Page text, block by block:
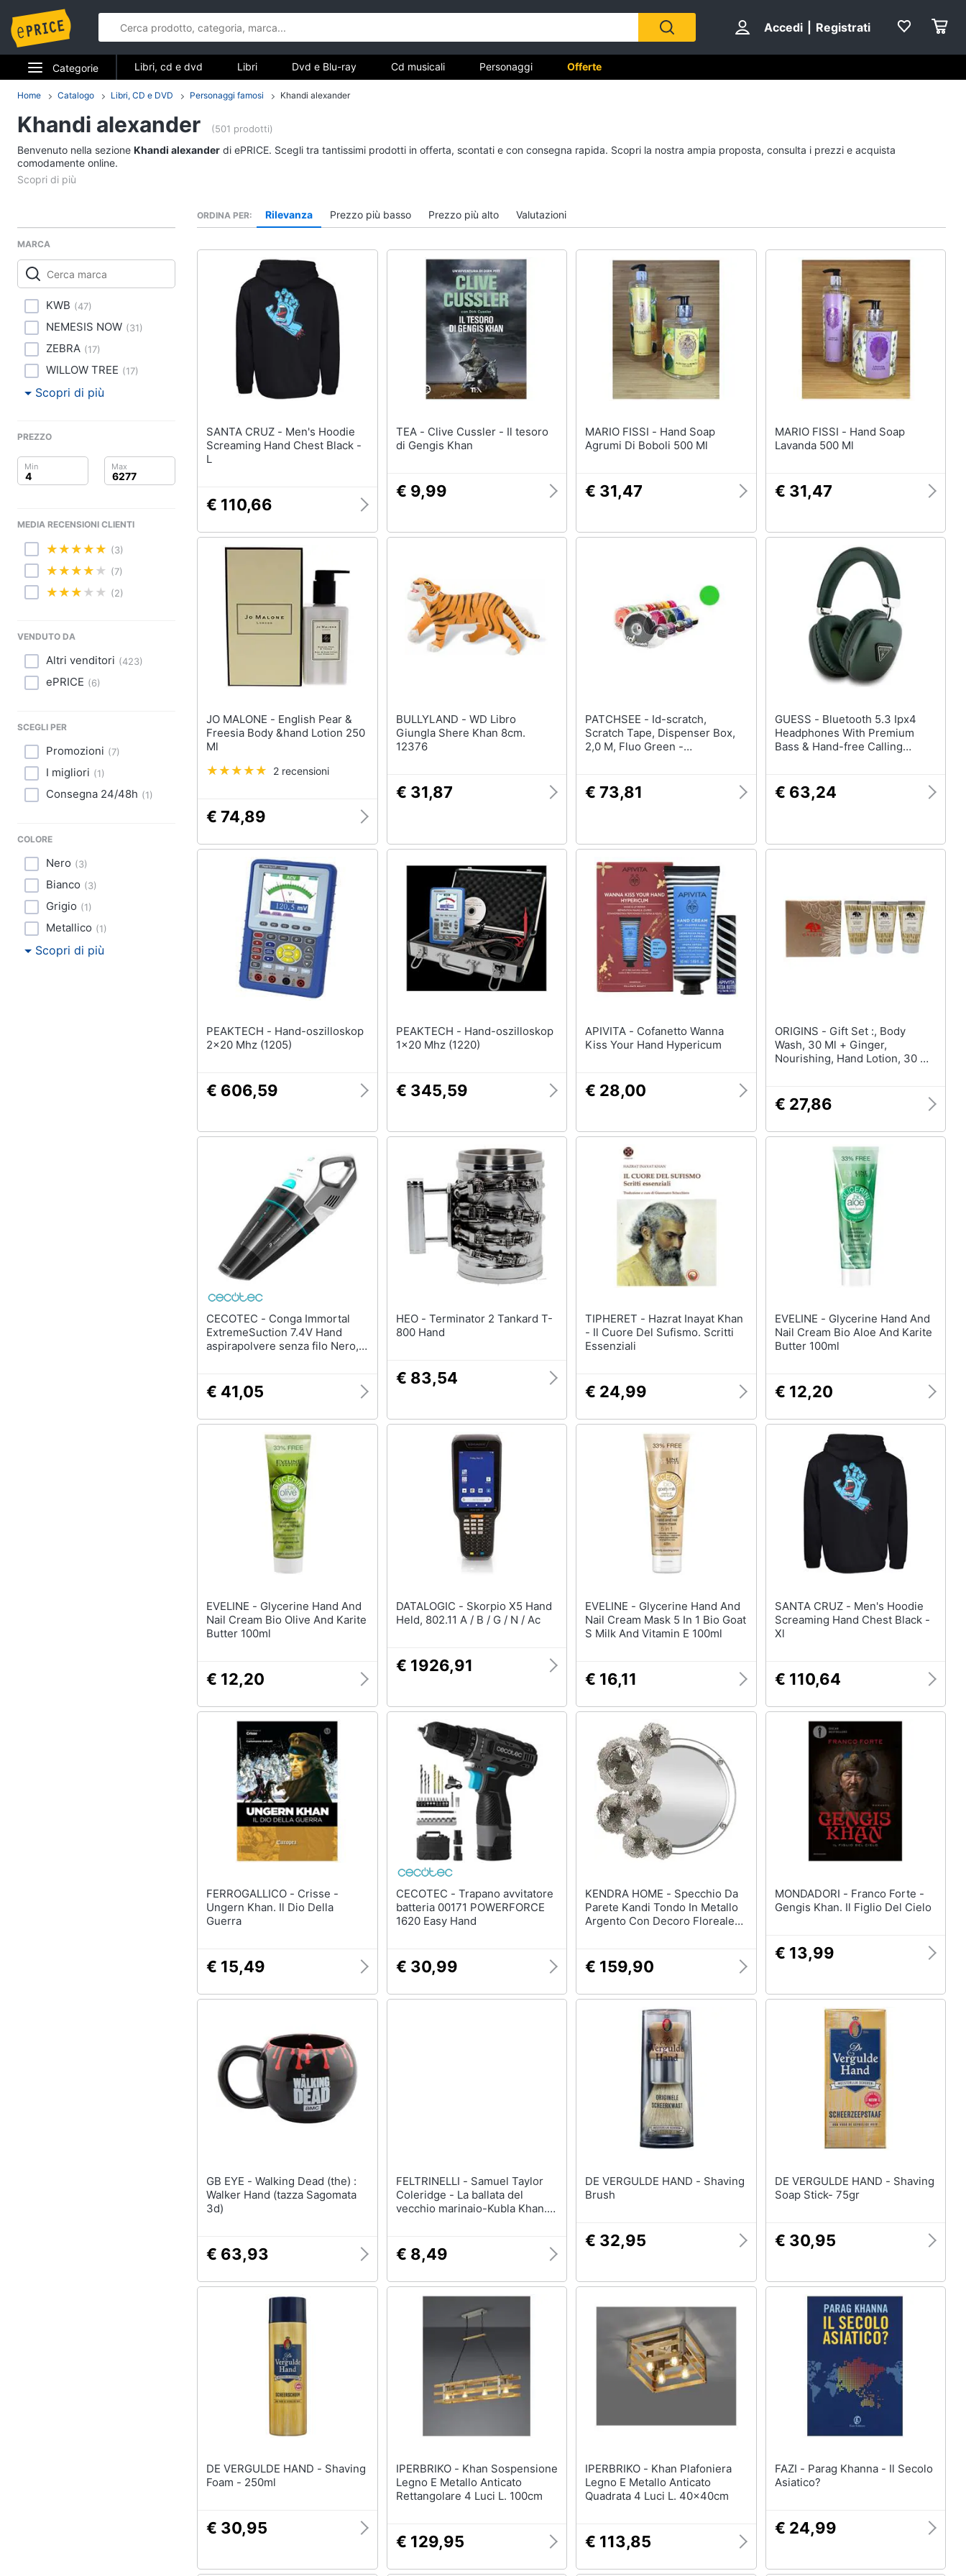
Accedi Registrati
Categorie
Elettrodomestici
Informatica
Telefonia
Smart home
Videogiochi
Audio e musica
Clima
Arredo
Brico e Giardinaggio
Giocattoli
Fotografia
Animali
Libri, cd e dvd
Festività e ricorrenze
Libri, cd e dvd
Libri di Arte, Design e
Vedi tutti
DVD Film
Vedi tutti
Musica Jazz
Vedi tutti
Barbara D'Urso
Vedi tutti
Libri, cd e dvd Libri Dvd e Blu-ray Cd musicali Personaggi Offerte
Home Catalogo Libri, CD e DVD Personaggi famosi Khandi alexander
Khandi alexander (501 prodotti)
Benvenuto nella sezione Khandi alexander di ePRICE. Scegli tra tantissimi prodotti in offerta, scontati e con consegna rapida. Scopri la nostra ampia proposta, consulta i prezzi e acquista
comodamente online.
MARCA
KWB (47)
NEMESIS NOW (31)
ZEBRA (17)
WILLOW TREE (17)
Scopri di più
PREZZO
MEDIA RECENSIONI CLIENTI
(3)
(7)
(2)
VENDUTO DA
Altri venditori (423)
ePRICE (6)
SCEGLI PER
Promozioni (7)
I migliori (1)
Consegna 24/48h (1)
COLORE
Nero (3)
Bianco (3)
Grigio (1)
Metallico (1)
Scopri di più
ORDINA PER Rilevanza Prezzo più basso Prezzo più alto Valutazioni
SANTA CRUZ - Men's Hoodie
Screaming Hand Chest Black -
L
€ 110,66
TEA - Clive Cussler - Il tesoro
di Gengis Khan
€ 9,99
MARIO FISSI - Hand Soap
Agrumi Di Boboli 500 Ml
€ 31,47
MARIO FISSI - Hand Soap
Lavanda 500 Ml
€ 31,47
JO MALONE - English Pear &
Freesia Body &hand Lotion 250
Ml
2 recensioni
€ 74,89
BULLYLAND - WD Libro
Giungla Shere Khan 8cm.
12376
€ 31,87
PATCHSEE - Id-scratch,
Scratch Tape, Dispenser Box,
2,0 M, Fluo Green -
Lsst Sich Alle 3 Cm Von Hand
Abtrennen - Zugfestigkeit Bis
€ 73,81
GUESS - Bluetooth 5.3 Ipx4
Headphones With Premium
Bass & Hand-free Calling
€ 63,24
PEAKTECH - Hand-oszilloskop
2x20 Mhz (1205)
€ 606,59
PEAKTECH - Hand-oszilloskop
1x20 Mhz (1220)
€ 345,59
APIVITA - Cofanetto Wanna
Kiss Your Hand Hypericum
€ 28,00
ORIGINS - Gift Set :, Body
Wash, 30 Ml + Ginger,
Nourishing, Hand Lotion, 30 Ml
€ 27,86
CECOTEC - Conga Immortal
ExtremeSuction 7.4V Hand
aspirapolvere senza filo Nero,
€ 41,05
HEO - Terminator 2 Tankard T-
800 Hand
€ 83,54
TIPHERET - Hazrat Inayat Khan
- Il Cuore Del Sufismo. Scritti
Essenziali
€ 24,99
EVELINE - Glycerine Hand And
Nail Cream Bio Aloe And Karite
Butter 100ml
€ 12,20
EVELINE - Glycerine Hand And
Nail Cream Bio Olive And Karite
Butter 100ml
€ 12,20
DATALOGIC - Skorpio X5 Hand
Held, 802.11 A / B / G / N / Ac
€ 1926,91
EVELINE - Glycerine Hand And
Nail Cream Mask 5 In 1 Bio Goat
S Milk And Vitamin E 100ml
€ 16,11
SANTA CRUZ - Men's Hoodie
Screaming Hand Chest Black -
Xl
€ 110,64
FERROGALLICO - Crisse -
Ungern Khan. Il Dio Della
Guerra
€ 15,49
CECOTEC - Trapano avvitatore
batteria 00171 POWERFORCE
1620 Easy Hand
€ 30,99
KENDRA HOME - Specchio Da
Parete Kandi Tondo In Metallo
Argento Con Decoro Floreale
€ 159,90
MONDADORI - Franco Forte -
Gengis Khan. Il Figlio Del Cielo
€ 13,99
GB EYE - Walking Dead (the) :
Walker Hand (tazza Sagomata
3d)
€ 63,93
FELTRINELLI - Samuel Taylor
Coleridge - La ballata del
vecchio marinaio-Kubla Khan.
€ 8,49
DE VERGULDE HAND - Shaving
Brush
€ 32,95
DE VERGULDE HAND - Shaving
Soap Stick- 75gr
€ 30,95
DE VERGULDE HAND - Shaving
Foam - 250ml
€ 30,95
IPERBRIKO - Khan Sospensione
Legno E Metallo Anticato
Rettangolare 4 Luci L. 100cm
€ 129,95
IPERBRIKO - Khan Plafoniera
Legno E Metallo Anticato
Quadrata 4 Luci L. 40x40cm
€ 113,85
FAZI - Parag Khanna - Il Secolo
Asiatico?
€ 24,99